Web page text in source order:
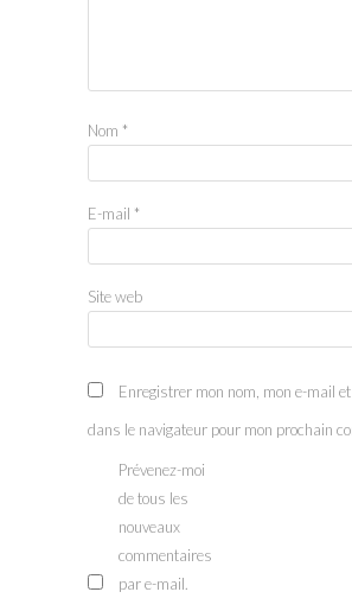
Nom *
E-mail *
Site web
Enregistrer mon nom, mon e-mail
dans le navigateur pour mon prochain
Prévenez-moi
de tous les
nouveaux
commentaires
par e-mail.